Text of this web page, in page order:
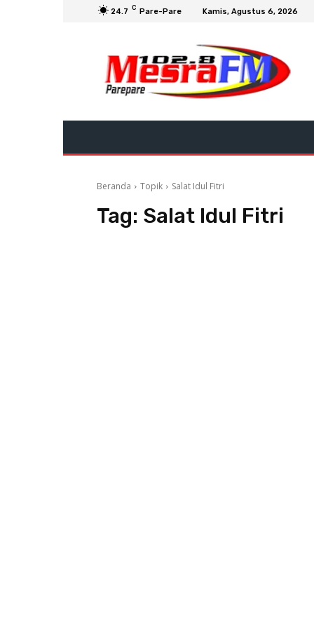
24.7 C Pare-Pare Kamis, Agustus 6, 2026
Beranda Topik Salat Idul Fitri
Tag: Salat Idul Fitri